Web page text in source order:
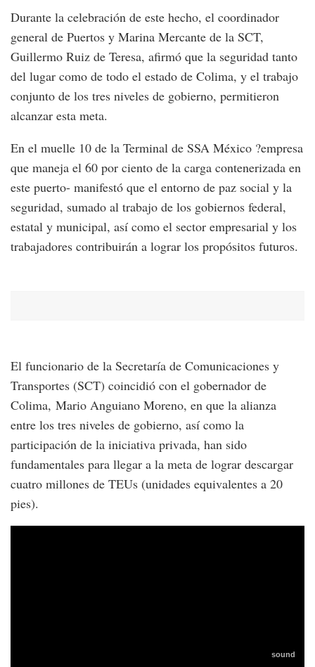
Durante la celebración de este hecho, el coordinador
general de Puertos y Marina Mercante de la SCT,
Guillermo Ruiz de Teresa, afirmó que la seguridad tanto
del lugar como de todo el estado de Colima, y el trabajo
conjunto de los tres niveles de gobierno, permitieron
alcanzar esta meta.
En el muelle 10 de la Terminal de SSA México ?empresa
que maneja el 60 por ciento de la carga contenerizada en
este puerto- manifestó que el entorno de paz social y la
seguridad, sumado al trabajo de los gobiernos federal,
estatal y municipal, así como el sector empresarial y los
trabajadores contribuirán a lograr los propósitos futuros.
El funcionario de la Secretaría de Comunicaciones y
Transportes (SCT) coincidió con el gobernador de
Colima, Mario Anguiano Moreno, en que la alianza
entre los tres niveles de gobierno, así como la
participación de la iniciativa privada, han sido
fundamentales para llegar a la meta de lograr descargar
cuatro millones de TEUs (unidades equivalentes a 20
pies).